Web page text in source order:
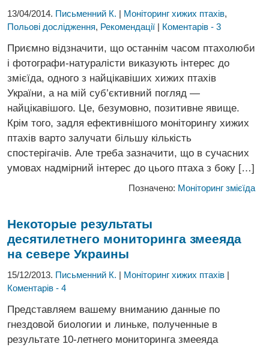
13/04/2014. Письменний К. | Моніторинг хижих птахів,
Польові дослідження, Рекомендації | Коментарів - 3
Приємно відзначити, що останнім часом птахолюби
і фотографи-натуралісти виказують інтерес до
змієїда, одного з найцікавіших хижих птахів
України, а на мій суб’єктивний погляд —
найцікавішого. Це, безумовно, позитивне явище.
Крім того, задля ефективнішого моніторингу хижих
птахів варто залучати більшу кількість
спостерігачів. Але треба зазначити, що в сучасних
умовах надмірний інтерес до цього птаха з боку […]
Позначено: Моніторинг змієїда
Некоторые результаты
десятилетнего мониторинга змееяда
на севере Украины
15/12/2013. Письменний К. | Моніторинг хижих птахів |
Коментарів - 4
Представляем вашему вниманию данные по
гнездовой биологии и линьке, полученные в
результате 10-летнего мониторинга змееяда